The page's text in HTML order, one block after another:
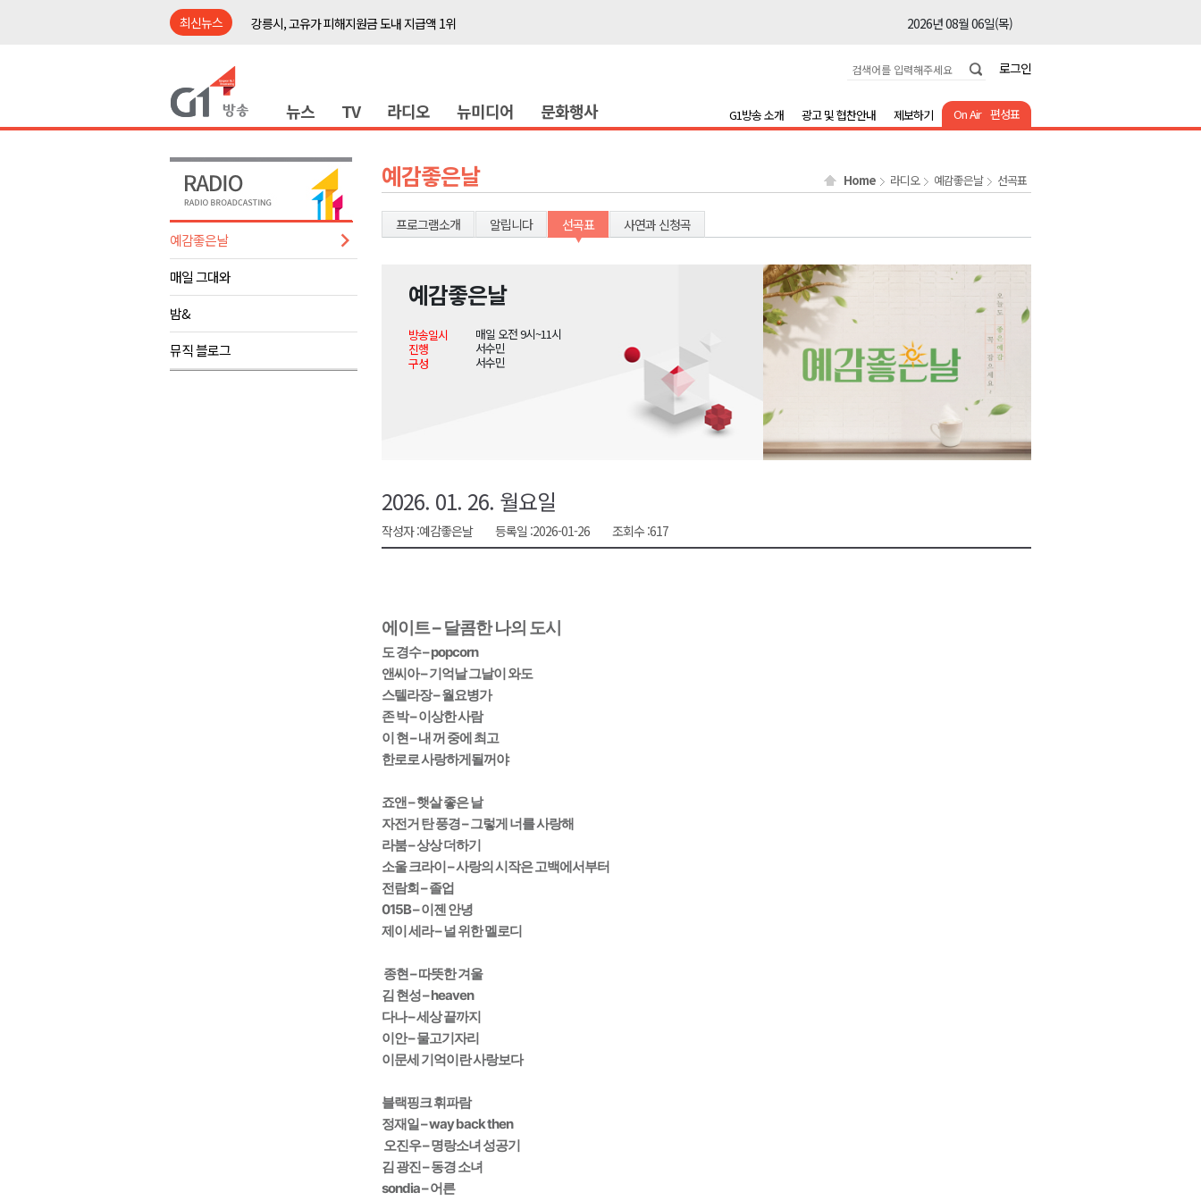
최신뉴스
강릉시, 고유가 피해지원금 도내 지급액 1위
2026년 08월 06일(목)
2026년 08월 06일(목)
원공노, 업무추진비 논란 재정국장 직위해제 촉구
2026년 08월 06일(목)
ITS 교통도시 강릉..콜 버스 실증
원주시, 하반기 중소기업육성자금 지원 접수
2026년 08월 06일(목)
양양군, 피서지 계곡․하천 불법행위 집중 단속
평창군 계촌5리 깡촌음악회 오는 8일 개최
도내 첫 폭염중대경보 발효.."온열질환 유의해야"
2026년 08월 06일(목)
강릉시, 고유가 피해지원금 도내 지급액 1위
2026년 08월 06일(목)
홍천군 "철도 개통 이후를 그린다"
2026년 08월 06일(목)
횡성군수직 인수위, 민선 9기 비전 담은 백서 발간
2026년 08월 06일(목)
2026년 08월 06일(목)
2026년 08월 06일(목)
2026년 08월 06일(목)
양양군, 피서지 계곡․하천 불법행위 집중 단속
평창군 계촌5리 깡촌음악회 오는 8일 개최
로그인
뉴스 TV 라디오 뉴미디어 문화행사 On Air 편성표
G1방송 소개 광고 및 협찬안내 제보하기
예감좋은날
매일 그대와
밤&
뮤직 블로그
예감좋은날 Home 라디오 예감좋은날 선곡표
프로그램소개 알립니다 선곡표 사연과 신청곡
예감좋은날
방송일시
매일 오전 9시~11시
진행
서수민
구성
서수민
2026. 01. 26. 월요일
작성자 :예감좋은날 등록일 :2026-01-26 조회수 :617
에이트 – 달콤한 나의 도시
도 경수 – popcorn
앤씨아 – 기억날 그날이 와도
스텔라장 – 월요병가
존 박 – 이상한 사람
이 현 – 내 꺼 중에 최고
한로로 사랑하게될꺼야
죠앤 – 햇살 좋은 날
자전거 탄 풍경 – 그렇게 너를 사랑해
라붐 – 상상 더하기
소울 크라이 – 사랑의 시작은 고백에서부터
전람회 – 졸업
015B – 이젠 안녕
제이 세라 – 널 위한 멜로디
종현 – 따뜻한 겨울
김 현성 – heaven
다나 – 세상 끝까지
이안 – 물고기자리
이문세 기억이란 사랑보다
블랙핑크 휘파람
정재일 – way back then
오진우 – 명랑소녀 성공기
김 광진 – 동경 소녀
sondia – 어른